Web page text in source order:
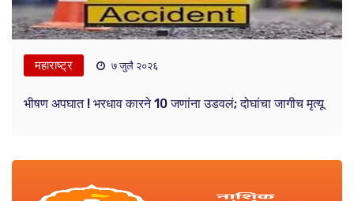
महाराष्ट्र ७ जुलै २०२६
भीषण अपघात ! भरधाव कारने 10 जणांना उडवलं; दोघांचा जागीच मृत्यू